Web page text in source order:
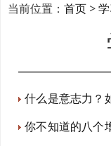
当前位置： 首页 >
什么是意志力？
你不知道的八个